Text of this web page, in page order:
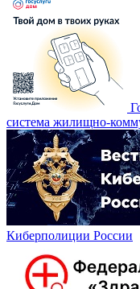
система жилищно-
Киберполиции России